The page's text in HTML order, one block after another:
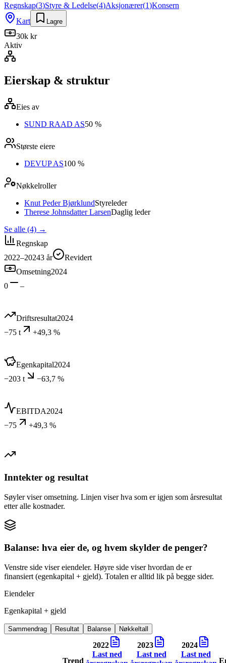
Regnskap(3)Styre & Ledelse(4)Aksjonærer(1)Konsern
Kart
Lagre
30k kr
Aktiv
Eierskap & struktur
Eies av
SUND RAAD AS50 %
Største eiere
DEVUP AS100 %
Nøkkelroller
Knut Peder BjørklundStyreleder
Therese Johnsdatter LarsenDaglig leder
Se alle (4) →
Regnskap
2022–20243 år
Revidert
Omsetning2024
0
–
Driftsresultat2024
−75 t
+49,3 %
Egenkapital2024
−203 t
−63,7 %
EBITDA2024
−75
+49,3 %
Inntekter og resultat
Søyler viser omsetning. Linjen viser hva som er igjen som årsresultat
etter alle kostnader.
Balanse: hva eier de, og hvem skylder de penger?
Venstre side viser eiendeler. Høyre side viser hvordan de er
finansiert (egenkapital + gjeld). Totalen er alltid lik på begge sider.
Eiendeler
Egenkapital + gjeld
Sammendrag Resultat Balanse Nøkkeltall
Trend
2022
Last ned
2023
Last ned
2024
Last ned